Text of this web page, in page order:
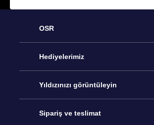
OSR
Hizmet
İletişim
Blogu
Hediyelerimiz
Çevrimiçi Yıldız Hediyesi
OSR Hediye Paketi
Yıldızınızı görüntüleyin
Star Register
Sipariş ve teslimat